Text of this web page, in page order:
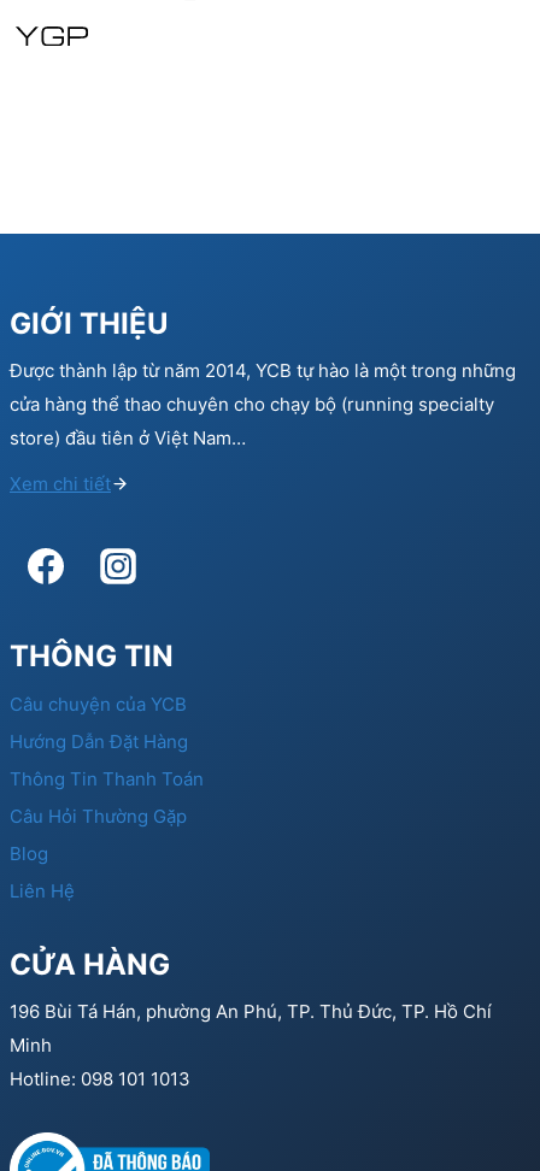
GIỚI THIỆU
Được thành lập từ năm 2014, YCB tự hào là một trong những
cửa hàng thể thao chuyên cho chạy bộ (running specialty
store) đầu tiên ở Việt Nam…
Xem chi tiết
THÔNG TIN
Câu chuyện của YCB
Hướng Dẫn Đặt Hàng
Thông Tin Thanh Toán
Câu Hỏi Thường Gặp
Blog
Liên Hệ
CỬA HÀNG
196 Bùi Tá Hán, phường An Phú, TP. Thủ Đức, TP. Hồ Chí
Minh
Hotline: 098 101 1013